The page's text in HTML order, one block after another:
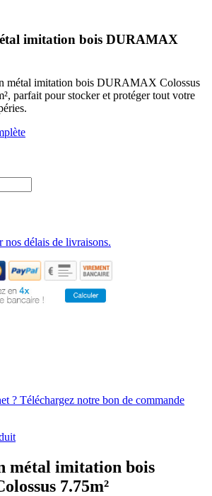
imitation bois DURAMAX
métal imitation bois DURAMAX Colossus
parfait pour stocker et protéger tout votre
nos délais de livraisons.
? Téléchargez notre bon de commande
métal imitation bois
7.75m²